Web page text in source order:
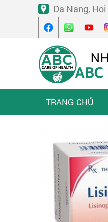
Da Nang,
TRANG CHỦ